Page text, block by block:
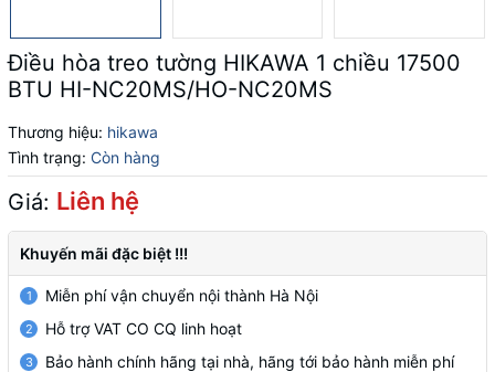
Điều hòa treo tường HIKAWA 1 chiều 17500
BTU HI-NC20MS/HO-NC20MS
Thương hiệu: hikawa
Tình trạng: Còn hàng
Giá: Liên hệ
Khuyến mãi đặc biệt !!!
1 Miễn phí vận chuyển nội thành Hà Nội
2 Hỗ trợ VAT CO CQ linh hoạt
3 Bảo hành chính hãng tại nhà, hãng tới bảo hành miễn phí